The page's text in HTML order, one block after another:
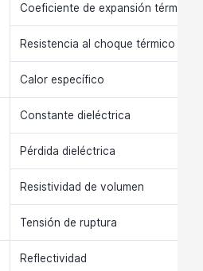
Coeficiente de expansión térmica
Resistencia al choque térmico
Calor específico
Constante dieléctrica
Pérdida dieléctrica
Resistividad de volumen
Tensión de ruptura
Reflectividad